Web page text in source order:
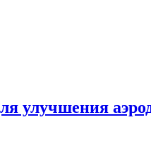
улучшения